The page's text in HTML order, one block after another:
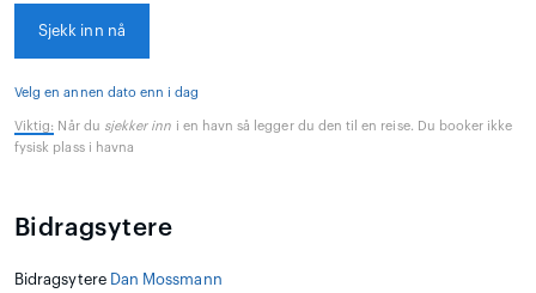
Sjekk inn nå
Velg en annen dato enn i dag
Viktig: Når du sjekker inn i en havn så legger du den til en reise. Du booker ikke
fysisk plass i havna
Bidragsytere
Bidragsytere Dan Mossmann